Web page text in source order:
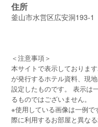
住所
釜山市水営区広安洞193-1
＜注意事項＞
本サイトで表示しておりま
が発行するホテル資料、現
設定したものです。 表示は
るものではございません。
※使用している画像は一例
際に利用するお部屋と異なる